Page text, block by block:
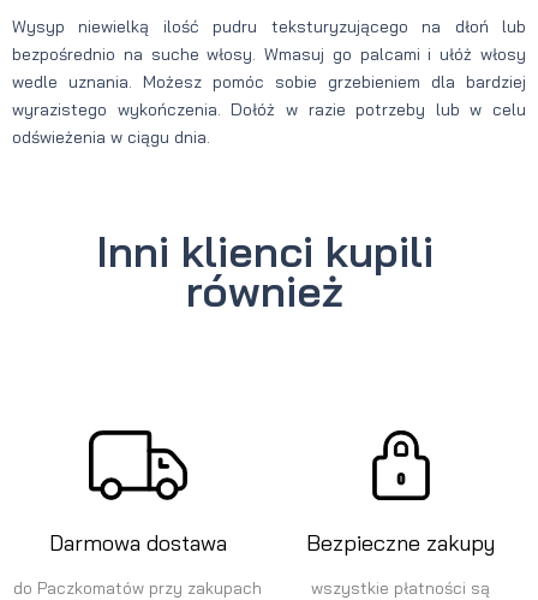
Wysyp niewielką ilość pudru teksturyzującego na dłoń lub
bezpośrednio na suche włosy. Wmasuj go palcami i ułóż włosy
wedle uznania. Możesz pomóc sobie grzebieniem dla bardziej
wyrazistego wykończenia. Dołóż w razie potrzeby lub w celu
odświeżenia w ciągu dnia.
Inni klienci kupili
również
Darmowa dostawa
do Paczkomatów przy zakupach
Bezpieczne zakupy
wszystkie płatności są